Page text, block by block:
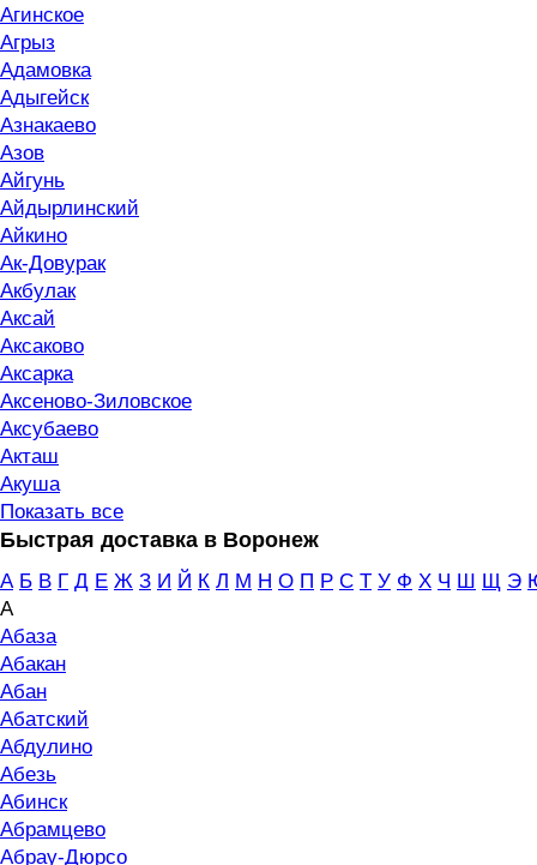
Агинское
Агрыз
Адамовка
Адыгейск
Азнакаево
Азов
Айгунь
Айдырлинский
Айкино
Ак-Довурак
Акбулак
Аксай
Аксаково
Аксарка
Аксеново-Зиловское
Аксубаево
Акташ
Акуша
Показать все
Быстрая доставка в Воронеж
А Б В Г Д Е Ж З И Й К Л М Н О П Р С Т У Ф Х Ч Ш Щ Э
А
Абаза
Абакан
Абан
Абатский
Абдулино
Абезь
Абинск
Абрамцево
Абрау-Дюрсо